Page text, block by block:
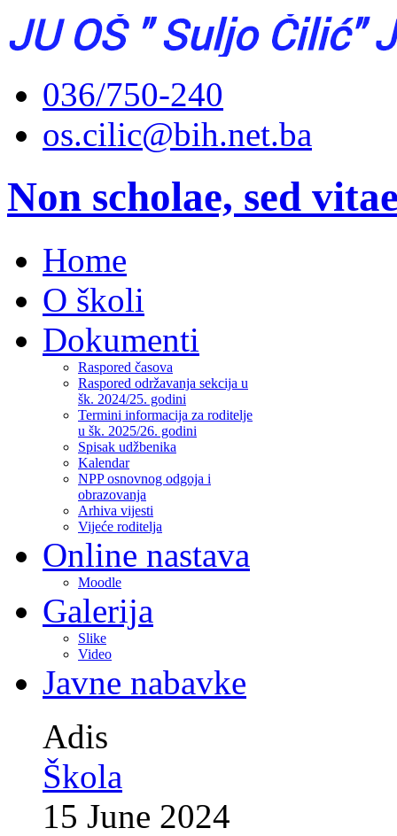
036/750-240
os.cilic@bih.net.ba
Non scholae, sed
Home
O školi
Dokumenti
Raspored časova
Raspored održavanja sekcija u
šk. 2024/25. godini
Termini informacija za roditelje
u šk. 2025/26. godini
Spisak udžbenika
Kalendar
NPP osnovnog odgoja i
obrazovanja
Arhiva vijesti
Vijeće roditelja
Online nastava
Moodle
Galerija
Slike
Video
Javne nabavke
Adis
Škola
15 June 2024